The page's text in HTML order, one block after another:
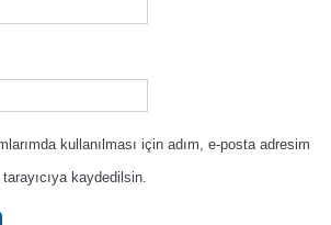
kullanılması için adım, e-posta adresim
kaydedilsin.